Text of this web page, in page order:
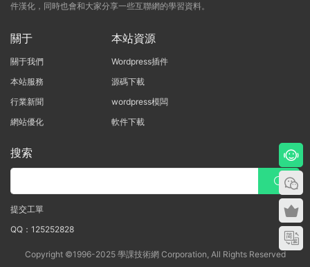
件漢化，同時也會和大家分享一些互聯網的學習資料。
關于
關于我們
本站服務
行業新聞
網站優化
本站資源
Wordpress插件
源碼下載
wordpress模闆
軟件下載
搜索
提交工單
QQ：125252828
Copyright ©1996-2025 學課技術網 Corporation, All Rights Reserved